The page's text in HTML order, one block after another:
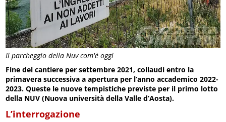
Il parcheggio della Nuv com'è oggi
Fine del cantiere per settembre 2021, collaudi entro la
primavera successiva a apertura per l’anno accademico 2022-
2023. Queste le nuove tempistiche previste per il primo lotto
della NUV (Nuova università della Valle d’Aosta).
L’interrogazione